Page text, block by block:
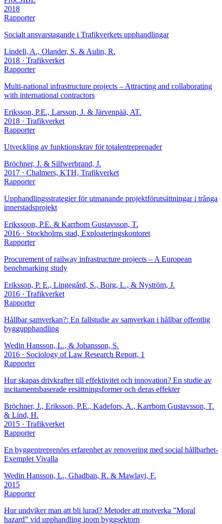
2018
Rapporter
Socialt ansvarstagande i Trafikverkets upphandlingar
Lindell, A., Olander, S. & Aulin, R.
2018 · Trafikverket
Rapporter
Multi-national infrastructure projects – Attracting and collaborating
with international contractors
Eriksson, P.E., Larsson, J. & Järvenpää, AT.
2018 · Trafikverket
Rapporter
Utveckling av funktionskrav för totalentreprenader
Bröchner, J. & Silfwerbrand, J.
2017 · Chalmers, KTH, Trafikverket
Rapporter
Upphandlingsstrategier för utmanande projektförutsättningar i trånga
innerstadsprojekt
Erikssoon, P.E. & Karrbom Gustavsson, T.
2016 · Stockholms stad, Exploateringskontoret
Rapporter
Procurement of railway infrastructure projects – A European
benchmarking study
Eriksson, P. E., Lingegård, S., Borg, L., & Nyström, J.
2016 · Trafikverket
Rapporter
Hållbar samverkan?: En fallstudie av samverkan i hållbar offentlig
byggupphandling
Wedin Hansson, L., & Johansson, S.
2016 · Sociology of Law Research Report, 1
Rapporter
Hur skapas drivkrafter till effektivitet och innovation? En studie av
incitamentsbaserade ersättningsformer och deras effekter
Bröchner, J., Eriksson, P.E., Kadefors, A., Karrbom Gustavsson, T.
& Lind, H.
2015 · Trafikverket
Rapporter
En byggentreprenörs erfarenhet av renovering med social hållbarhet-
Exemplet Vivalla
Wedin Hansson, L., Ghadban, R. & Mawlayi, F.
2015
Rapporter
Hur undviker man att bli lurad? Metoder att motverka ”Moral
hazard” vid upphandling inom byggsektorn